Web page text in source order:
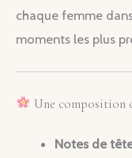
chaque femme
moments les plus
Une composition
Notes de